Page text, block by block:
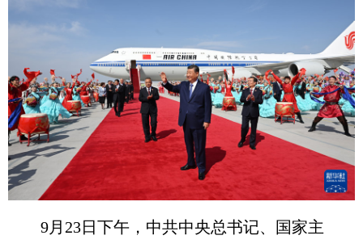
9月23日下午，中共中央总书记、国家主